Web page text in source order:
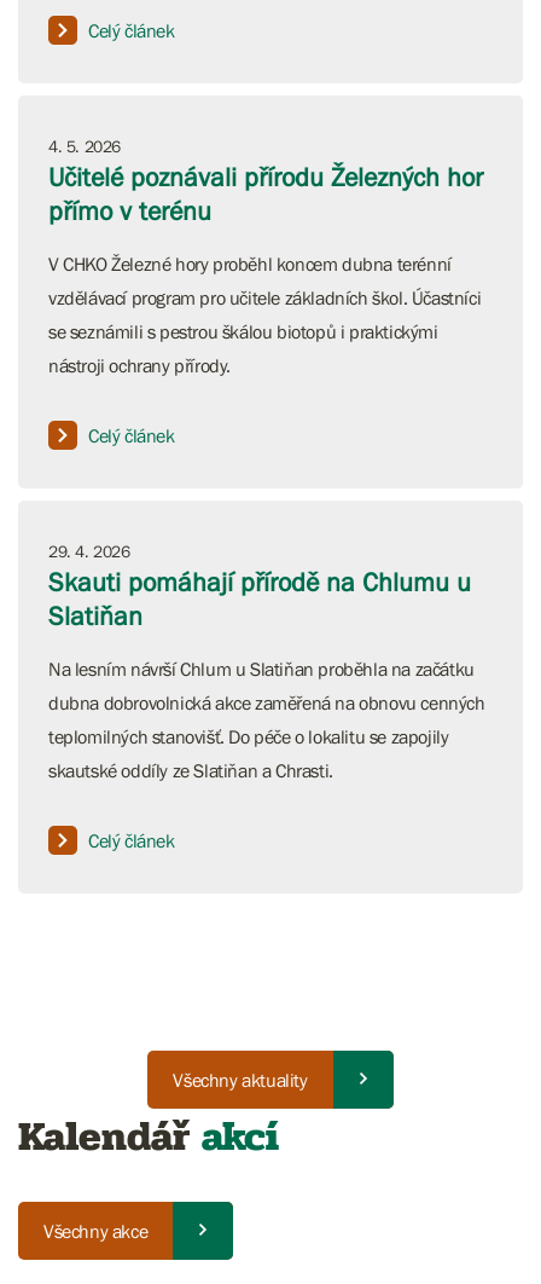
Celý článek
4. 5. 2026
Učitelé poznávali přírodu Železných hor
přímo v terénu
V CHKO Železné hory proběhl koncem dubna terénní
vzdělávací program pro učitele základních škol. Účastníci
se seznámili s pestrou škálou biotopů i praktickými
nástroji ochrany přírody.
Celý článek
29. 4. 2026
Skauti pomáhají přírodě na Chlumu u
Slatiňan
Na lesním návrší Chlum u Slatiňan proběhla na začátku
dubna dobrovolnická akce zaměřená na obnovu cenných
teplomilných stanovišť. Do péče o lokalitu se zapojily
skautské oddíly ze Slatiňan a Chrasti.
Celý článek
Všechny aktuality
Kalendářakcí
Všechny akce